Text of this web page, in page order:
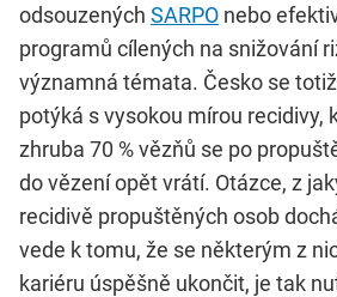
odsouzených SARPO nebo
programů cílených na snižování
významná témata. Česko se
potýká s vysokou mírou recidivy,
zhruba 70 % vězňů se po
do vězení opět vrátí. Otázce, z
recidivě propuštěných osob
vede k tomu, že se některým z
kariéru úspěšně ukončit, je tak